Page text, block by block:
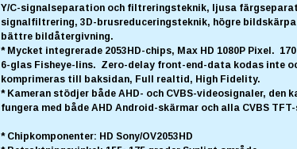
Y/C-signalseparation och filtreringsteknik, ljusa
signalfiltrering, 3D-brusreduceringsteknik, högre bildskärpa
bättre bildåtergivning.
* Mycket integrerade 2053HD-chips, Max HD 1080P Pixel.
6-glas Fisheye-lins. Zero-delay front-end-data kodas inte
komprimeras till baksidan, Full realtid, High Fidelity.
* Kameran stödjer både AHD- och CVBS-videosignaler, den
fungera med både AHD Android-skärmar och alla CVBS
* Chipkomponenter: HD Sony/OV2053HD